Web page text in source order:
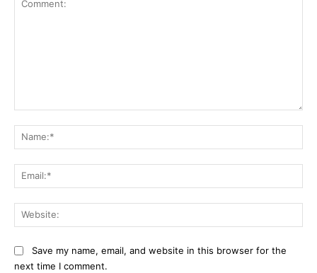
Save my name, email, and website in this browser for the
next time I comment.